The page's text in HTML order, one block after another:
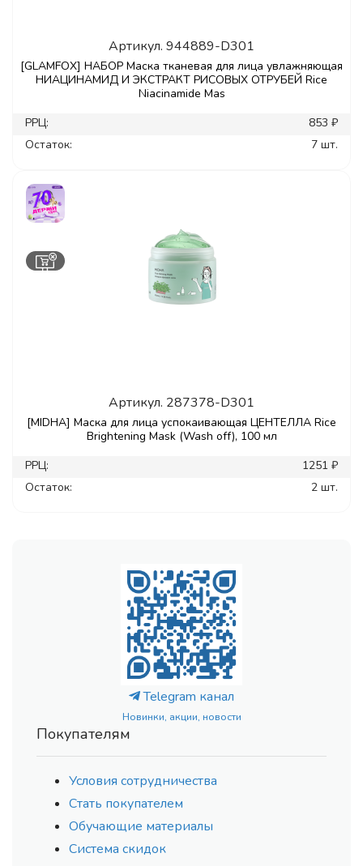
Артикул. 944889-D301
[GLAMFOX] НАБОР Маска тканевая для лица увлажняющая
НИАЦИНАМИД И ЭКСТРАКТ РИСОВЫХ ОТРУБЕЙ Rice
Niacinamide Mas
РРЦ:
853 ₽
Остаток:
7 шт.
Артикул. 287378-D301
[MIDHA] Маска для лица успокаивающая ЦЕНТЕЛЛА Rice
Brightening Mask (Wash off), 100 мл
РРЦ:
1251 ₽
Остаток:
2 шт.
Telegram канал
Новинки, акции, новости
Покупателям
Условия сотрудничества
Стать покупателем
Обучающие материалы
Система скидок